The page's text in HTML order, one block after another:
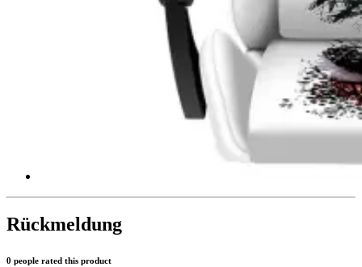
Rückmeldung
0 people rated this product